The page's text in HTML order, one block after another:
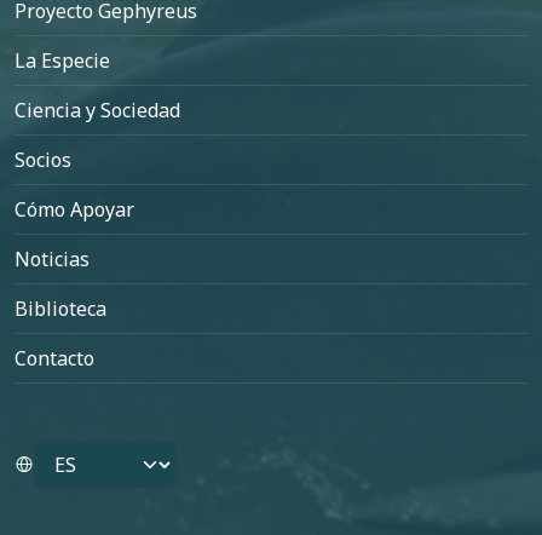
Proyecto Gephyreus
La Especie
Ciencia y Sociedad
Socios
Cómo Apoyar
Noticias
Biblioteca
Contacto
Select your language